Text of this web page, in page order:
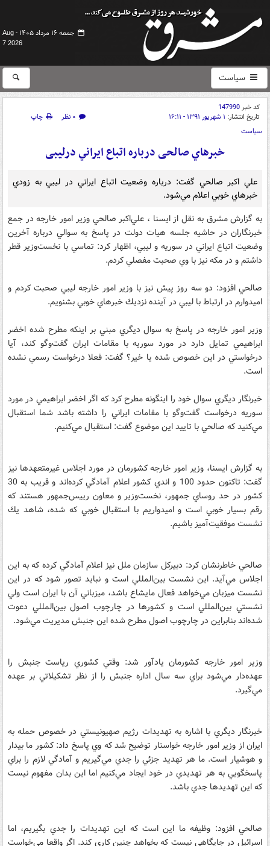
جمعه ۱۶ مرداد ۱۴۰۵ -
Aug
7 2026
سیاست
کد خبر147990
تاریخ انتشار: ۱ شهریور ۱۳۹۱ - ۱۶:۱۱ ۰ نظر
چاپ
سیاست
خبرهاي‌ صالحی درباره اتباع ايراني درلیبی
علي اكبر صالحي گفت: درباره وضعيت اتباع ايراني در ليبي به زودي
خبرهاي خوبي اعلام مي‌شود.
به گزارش مشرق به نقل از ايسنا ، علي‌اكبر صالحي وزير امور خارجه در جمع
خبرنگاران در حاشيه جلسه هيات دولت در پاسخ به سوالي درباره آخرين
وضعيت اتباع ايراني در سوريه و ليبي، اظهار كرد: تماسي با نخست‌وزير قطر
داشتم و در مكه نيز با وي صحبت مفصلي كردم.
صالحي افزود: دو سه روز پيش نيز با وزير امور خارجه ليبي صحبت كردم و
اميدوارم در ارتباط با ليبي در آينده نزديك خبرهاي خوبي بشنويم.
وزير امور خارجه در پاسخ به سوال ديگري مبني بر اينكه مطرح شده اخضر
ابراهيمي تمايل دارد در مورد سوريه با مقامات ايران گفت‌وگو كند، آيا
درخواستي در اين خصوص شده يا خير؟ گفت: فعلا درخواست رسمي نشده
است.
خبرنگار ديگري سوال خود را اينگونه مطرح كرد كه اگر اخضر ابراهيمي در مورد
سوريه درخواست گفت‌وگو با مقامات ايراني را داشته باشد شما استقبال
مي‌كنيد كه صالحي با تاييد اين موضوع گفت: استقبال مي‌كنيم.
به گزارش ايسنا، وزير امور خارجه كشورمان در مورد اجلاس غيرمتعهدها نيز
گفت: تاكنون حدود 100 و اندي كشور اعلام آمادگي كرده‌اند و قريب به 30
كشور در حد روساي‌ جمهور،‌ نخست‌وزير و معاون رييس‌جمهور هستند كه
رقم بسيار خوبي است و اميدواريم با استقبال خوبي كه شده، شاهد يك
نشست موفقيت‌آميز باشيم.
صالحي خاطرنشان كرد: دبيركل سازمان ملل نيز اعلام آمادگي كرده كه به اين
اجلاس مي‌‌آيد. اين نشست بين‌المللي است و نبايد تصور شود كه در اين
نشست ميزبان مي‌خواهد فعال مايشاع باشد، ميزباني آن با ايران است ولي
نشستي بين‌المللي است و كشورها در چارچوب اصول بين‌المللي دعوت
شده‌اند بنابراين در چارچوب اصول مطرح شده اين جنبش مديريت مي‌شود.
وزير امور خارجه كشورمان يادآور شد: وقتي كشوري رياست جنبش را
عهده‌دار مي‌شود براي سه سال اداره جنبش را از نظر تشكيلاتي بر عهده
مي‌گيرد.
خبرنگار ديگري با اشاره به تهديدات رژيم صهيونيستي در خصوص حمله به
ايران از وزير امور خارجه خواستار توضيح شد كه وي پاسخ داد: كشور ما بيدار
و هوشيار است. ما هر تهديد جزئي را جدي مي‌گيريم و آمادگي لازم را براي
پاسخگويي به هر تهديدي در خود ايجاد مي‌كنيم اما اين بدان مفهوم نيست
كه اين تهديدها جدي باشد.
صالحي افزود: وظيفه ما اين است كه اين تهديدات را جدي بگيريم، اما
اسرائيل در جايگاهي نيست كه بخواهد چنين كاري كند. اگر واقعا مي‌خواست